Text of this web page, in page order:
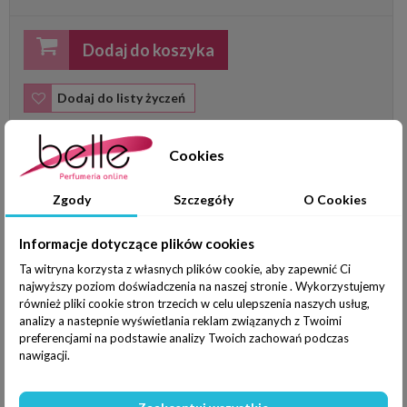
Dodaj do koszyka
Dodaj do listy życzeń
WIĘCEJ INFORMACJI
Serum rozjaśniające Fairlucent Brightening Serum
Zaawansowane serum o wielopoziomowym działaniu wspiera
rozjaśnienie przebarwień oraz przeciwdziała ich powstawaniu.
Zawarte w serum składniki aktywne chronią przed starzeniem,
aktywnie kondycjonują skórę wspierając jej optymalne
funkcjonowanie i komfort oraz jednolity i promienny wygląd
cery.
przebarwień:
Cookies
Zgody Szczegóły O Cookies
Informacje dotyczące plików cookies
Ta witryna korzysta z własnych plików cookie, aby zapewnić Ci
najwyższy poziom doświadczenia na naszej stronie . Wykorzystujemy
również pliki cookie stron trzecich w celu ulepszenia naszych usług,
analizy a nastepnie wyświetlania reklam związanych z Twoimi
preferencjami na podstawie analizy Twoich zachowań podczas
nawigacji.